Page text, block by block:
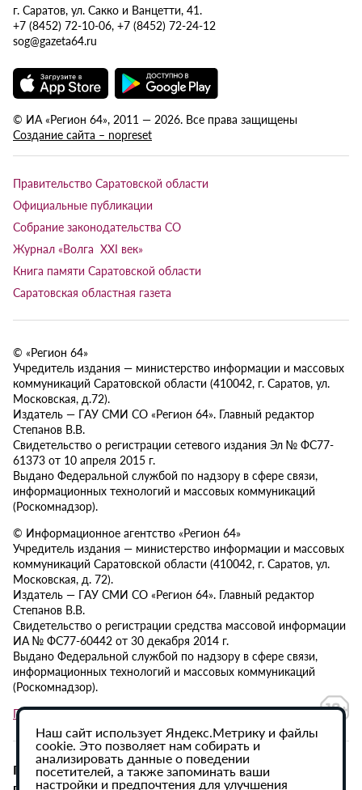
г. Саратов, ул. Сакко и Ванцетти, 41.
+7 (8452) 72-10-06, +7 (8452) 72-24-12
sog@gazeta64.ru
© ИА «Регион 64», 2011 — 2026. Все права защищены
Создание сайта – nopreset
Правительство Саратовской области
Официальные публикации
Собрание законодательства СО
Журнал «Волга XXI век»
Книга памяти Саратовской области
Саратовская областная газета
© «Регион 64»
Учредитель издания — министерство информации и массовых
коммуникаций Саратовской области (410042, г. Саратов, ул.
Московская, д.72).
Издатель — ГАУ СМИ СО «Регион 64». Главный редактор
Степанов В.В.
Свидетельство о регистрации сетевого издания Эл № ФС77-
61373 от 10 апреля 2015 г.
Выдано Федеральной службой по надзору в сфере связи,
информационных технологий и массовых коммуникаций
(Роскомнадзор).
© Информационное агентство «Регион 64»
Учредитель издания — министерство информации и массовых
коммуникаций Саратовской области (410042, г. Саратов, ул.
Московская, д. 72).
Издатель — ГАУ СМИ СО «Регион 64». Главный редактор
Степанов В.В.
Свидетельство о регистрации средства массовой информации
ИА № ФС77-60442 от 30 декабря 2014 г.
Выдано Федеральной службой по надзору в сфере связи,
информационных технологий и массовых коммуникаций
(Роскомнадзор).
Политика в отношении обработки персональных данных
При использовании материалов сайта активная
Наш сайт использует Яндекс.Метрику и файлы
cookie. Это позволяет нам собирать и
анализировать данные о поведении
посетителей, а также запоминать ваши
настройки и предпочтения для улучшения